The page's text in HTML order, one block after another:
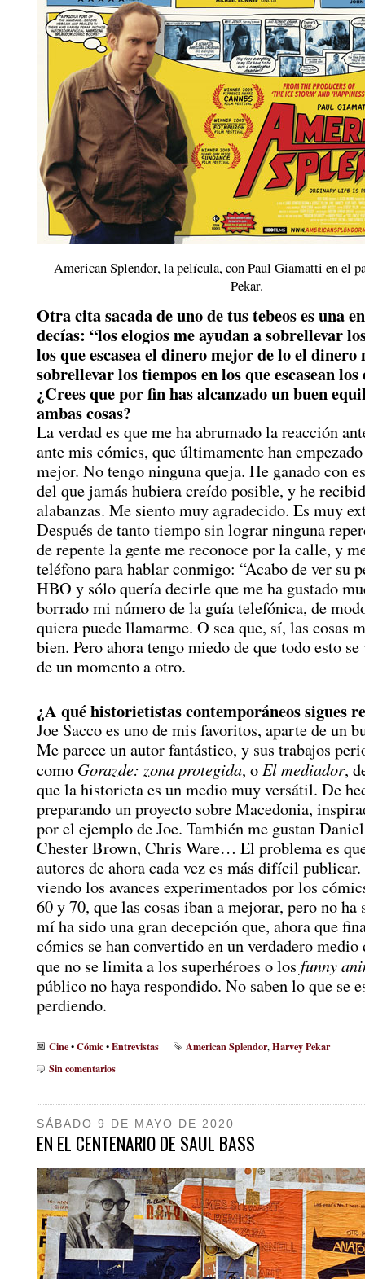
American Splendor, la película, con Paul Giamatti en el
Pekar.
Otra cita sacada de uno de tus tebeos es una
decías: “los elogios me ayudan a sobrellevar
los que escasea el dinero mejor de lo el dinero
sobrellevar los tiempos en los que escasean los
¿Crees que por fin has alcanzado un buen
ambas cosas?
La verdad es que me ha abrumado la reacción
ante mis cómics, que últimamente han empezado
mejor. No tengo ninguna queja. He ganado con
del que jamás hubiera creído posible, y he
alabanzas. Me siento muy agradecido. Es muy
Después de tanto tiempo sin lograr ninguna
de repente la gente me reconoce por la calle, y
teléfono para hablar conmigo: “Acabo de ver su
HBO y sólo quería decirle que me ha gustado
borrado mi número de la guía telefónica, de
quiera puede llamarme. O sea que, sí, las cosas
bien. Pero ahora tengo miedo de que todo esto se
de un momento a otro.
¿A qué historietistas contemporáneos sigues
Joe Sacco es uno de mis favoritos, aparte de un
Me parece un autor fantástico, y sus trabajos
como Gorazde: zona protegida, o El mediador,
que la historieta es un medio muy versátil. De
preparando un proyecto sobre Macedonia,
por el ejemplo de Joe. También me gustan
Chester Brown, Chris Ware… El problema es
autores de ahora cada vez es más difícil publicar.
viendo los avances experimentados por los
60 y 70, que las cosas iban a mejorar, pero no ha
mí ha sido una gran decepción que, ahora que
cómics se han convertido en un verdadero medio
que no se limita a los superhéroes o los funny
público no haya respondido. No saben lo que se
perdiendo.
Cine•Cómic•Entrevistas American Splendor, Harvey Pekar
Sin comentarios
SÁBADO 9 DE MAYO DE 2020
EN EL CENTENARIO DE SAUL BASS